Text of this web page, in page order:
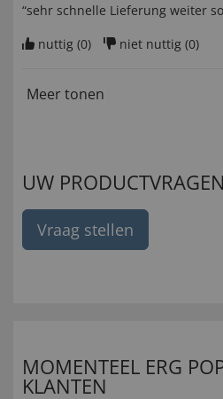
“sehr schnelle Lieferung weiter
nuttig (0) niet nuttig (0)
Meer tonen
UW PRODUCTVRAGEN
Vraag stellen
MOMENTEEL ERG
KLANTEN